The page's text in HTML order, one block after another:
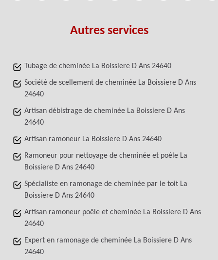
Autres services
Tubage de cheminée La Boissiere D Ans 24640
Société de scellement de cheminée La Boissiere D Ans
24640
Artisan débistrage de cheminée La Boissiere D Ans
24640
Artisan ramoneur La Boissiere D Ans 24640
Ramoneur pour nettoyage de cheminée et poêle La
Boissiere D Ans 24640
Spécialiste en ramonage de cheminée par le toit La
Boissiere D Ans 24640
Artisan ramoneur poêle et cheminée La Boissiere D Ans
24640
Expert en ramonage de cheminée La Boissiere D Ans
24640